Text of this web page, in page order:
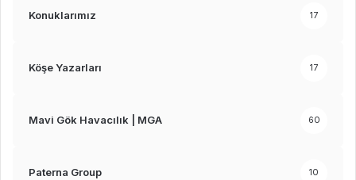
Konuklarımız 17
Köşe Yazarları 17
Mavi Gök Havacılık | MGA 60
Paterna Group 10